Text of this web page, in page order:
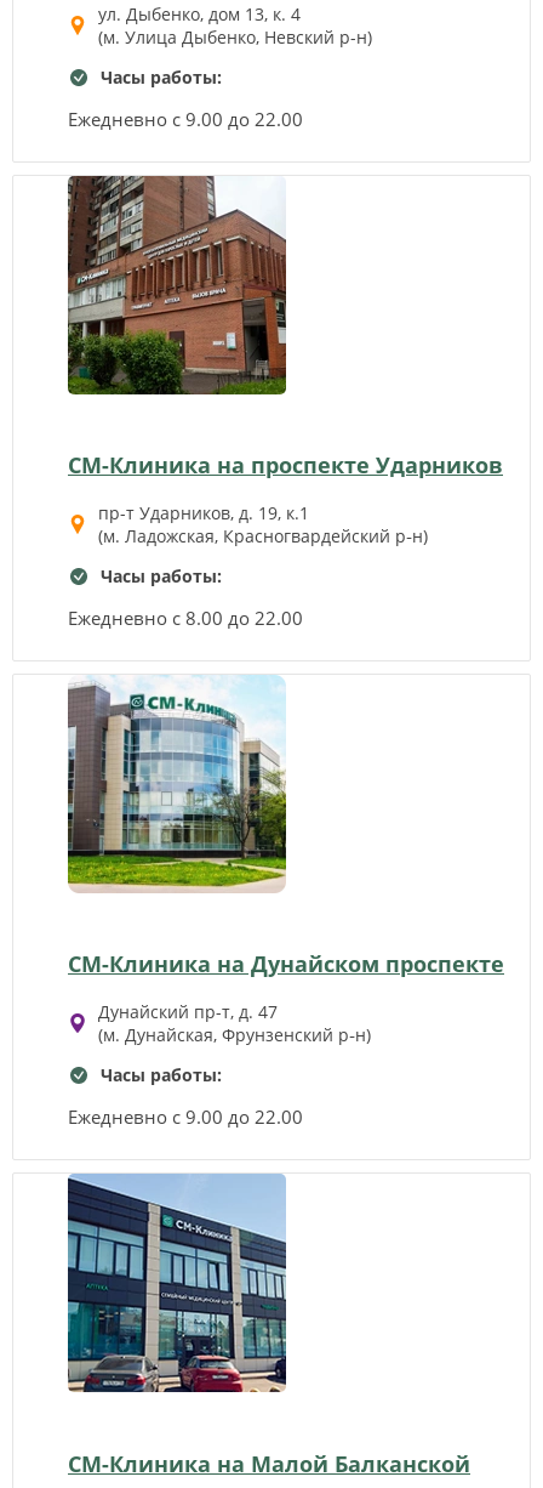
ул. Дыбенко, дом 13, к. 4
(м. Улица Дыбенко, Невский р-н)
Часы работы:
Ежедневно с 9.00 до 22.00
СМ-Клиника на проспекте Ударников
пр-т Ударников, д. 19, к.1
(м. Ладожская, Красногвардейский р‑н)
Часы работы:
Ежедневно с 8.00 до 22.00
СМ-Клиника на Дунайском проспекте
Дунайский пр-т, д. 47
(м. Дунайская, Фрунзенский р‑н)
Часы работы:
Ежедневно с 9.00 до 22.00
СМ-Клиника на Малой Балканской